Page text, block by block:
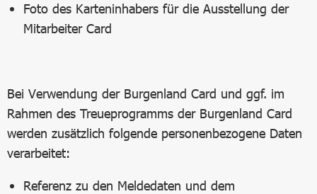
Foto des Karteninhabers für die Ausstellung der
Mitarbeiter Card
Bei Verwendung der Burgenland Card und ggf. im
Rahmen des Treueprogramms der Burgenland Card
werden zusätzlich folgende personenbezogene Daten
verarbeitet:
Referenz zu den Meldedaten und dem